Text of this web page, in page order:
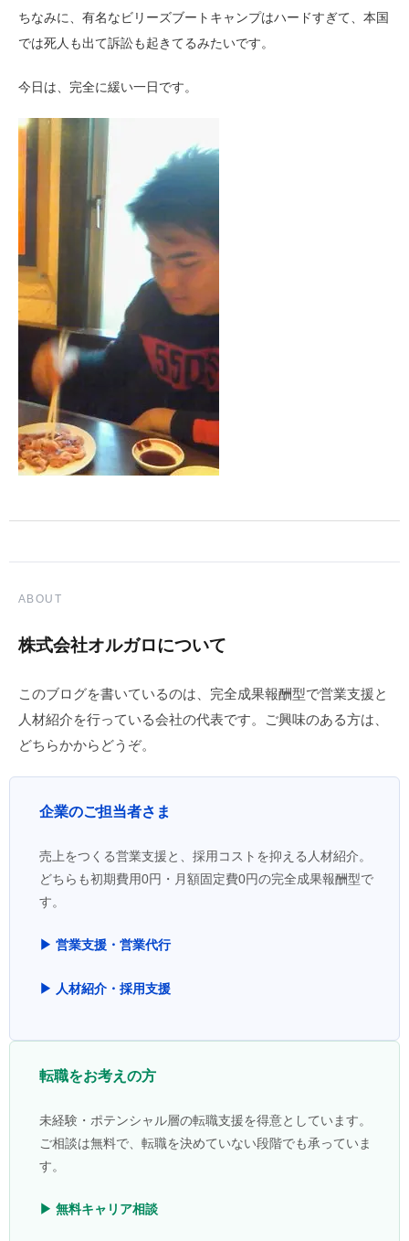
ちなみに、有名なビリーズブートキャンプはハードすぎて、本国
では死人も出て訴訟も起きてるみたいです。
今日は、完全に緩い一日です。
ABOUT
株式会社オルガロについて
このブログを書いているのは、完全成果報酬型で営業支援と
人材紹介を行っている会社の代表です。ご興味のある方は、
どちらかからどうぞ。
企業のご担当者さま
売上をつくる営業支援と、採用コストを抑える人材紹介。
どちらも初期費用0円・月額固定費0円の完全成果報酬型で
す。
▶ 営業支援・営業代行
▶ 人材紹介・採用支援
転職をお考えの方
未経験・ポテンシャル層の転職支援を得意としています。
ご相談は無料で、転職を決めていない段階でも承っていま
す。
▶ 無料キャリア相談